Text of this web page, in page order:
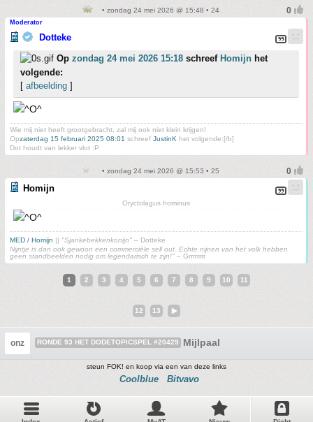
• zondag 24 mei 2026 @ 15:48 • 24
Moderator
Dotteke
Op zondag 24 mei 2026 15:18 schreef Homijn het
volgende:
[ afbeelding ]
Wie mij niet heeft grootgebracht, zal mij ook niet klein krijgen!
Opzaterdag 15 februari 2025 08:01 schreef JustinK het volgende:[/b]
Dot houdt van lekker vlot :P
• zondag 24 mei 2026 @ 15:53 • 25
Homijn
Oryctolagus hominus
MED / Homijn || "Sjankebekkenkonijn" – Dotteke
Nijntje is dan ook gewoon een commerciële sell out. Echte nijnen van het volk hebben
geen standbeelden nodig om legendarisch te zijn!" – Grrrrrrrr
1 2 3 4 5 6 7 8 9 10 11
12 13
onz RONDE 93 HET DODETOPICSPEL #20429 Mijlpaal
steun FOK! en koop via een van deze links
Coolblue Bitvavo